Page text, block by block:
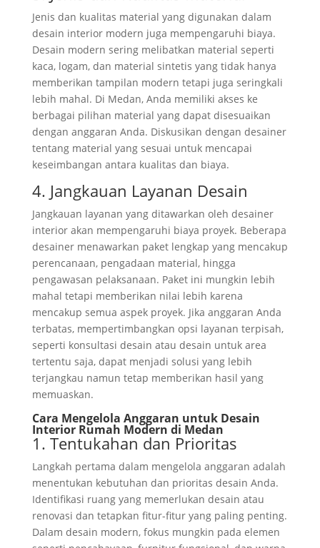
Jenis dan kualitas material yang digunakan dalam
desain interior modern juga mempengaruhi biaya.
Desain modern sering melibatkan material seperti
kaca, logam, dan material sintetis yang tidak hanya
memberikan tampilan modern tetapi juga seringkali
lebih mahal. Di Medan, Anda memiliki akses ke
berbagai pilihan material yang dapat disesuaikan
dengan anggaran Anda. Diskusikan dengan desainer
tentang material yang sesuai untuk mencapai
keseimbangan antara kualitas dan biaya.
4. Jangkauan Layanan Desain
Jangkauan layanan yang ditawarkan oleh desainer
interior akan mempengaruhi biaya proyek. Beberapa
desainer menawarkan paket lengkap yang mencakup
perencanaan, pengadaan material, hingga
pengawasan pelaksanaan. Paket ini mungkin lebih
mahal tetapi memberikan nilai lebih karena
mencakup semua aspek proyek. Jika anggaran Anda
terbatas, mempertimbangkan opsi layanan terpisah,
seperti konsultasi desain atau desain untuk area
tertentu saja, dapat menjadi solusi yang lebih
terjangkau namun tetap memberikan hasil yang
memuaskan.
Cara Mengelola Anggaran untuk Desain
Interior Rumah Modern di Medan
1. Tentukahan dan Prioritas
Langkah pertama dalam mengelola anggaran adalah
menentukan kebutuhan dan prioritas desain Anda.
Identifikasi ruang yang memerlukan desain atau
renovasi dan tetapkan fitur-fitur yang paling penting.
Dalam desain modern, fokus mungkin pada elemen